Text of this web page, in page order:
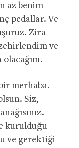
az benim
pedallar. Ve
Zira
ve
merhaba.
Siz,
kurulduğu
ve gerektiği